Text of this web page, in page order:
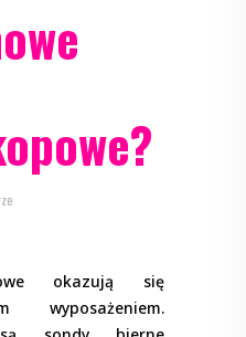
okazują się
wyposażeniem.